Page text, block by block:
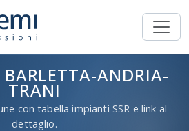
ANDRIA-
TRANI
con tabella impianti SSR e link al
dettaglio.